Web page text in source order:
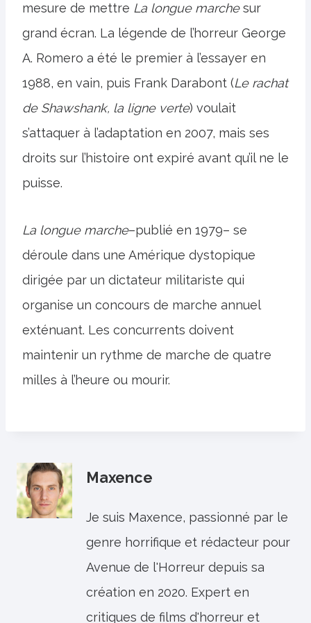
mesure de mettre La longue marchesur
grand écran. La légende de l’horreur George
A. Romero a été le premier à l’essayer en
1988, en vain, puis Frank Darabont (Le rachat
de Shawshank, la ligne verte) voulait
s’attaquer à l’adaptation en 2007, mais ses
droits sur l’histoire ont expiré avant qu’il ne le
puisse.
La longue marche–publié en 1979– se
déroule dans une Amérique dystopique
dirigée par un dictateur militariste qui
organise un concours de marche annuel
exténuant. Les concurrents doivent
maintenir un rythme de marche de quatre
milles à l’heure ou mourir.
Maxence
Je suis Maxence, passionné par le
genre horrifique et rédacteur pour
Avenue de l'Horreur depuis sa
création en 2020. Expert en
critiques de films d'horreur et